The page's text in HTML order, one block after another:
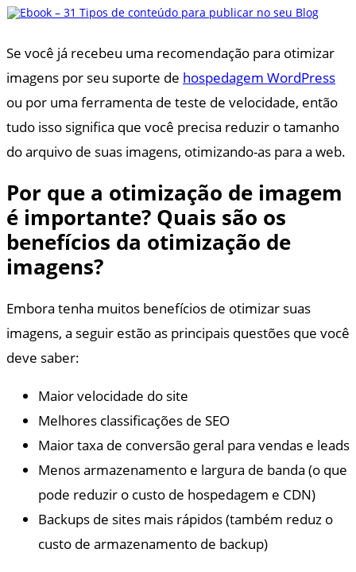
Se você já recebeu uma recomendação para otimizar
imagens por seu suporte de hospedagem WordPress
ou por uma ferramenta de teste de velocidade, então
tudo isso significa que você precisa reduzir o tamanho
do arquivo de suas imagens, otimizando-as para a web.
Por que a otimização de imagem
é importante? Quais são os
benefícios da otimização de
imagens?
Embora tenha muitos benefícios de otimizar suas
imagens, a seguir estão as principais questões que você
deve saber:
Maior velocidade do site
Melhores classificações de SEO
Maior taxa de conversão geral para vendas e leads
Menos armazenamento e largura de banda (o que
pode reduzir o custo de hospedagem e CDN)
Backups de sites mais rápidos (também reduz o
custo de armazenamento de backup)